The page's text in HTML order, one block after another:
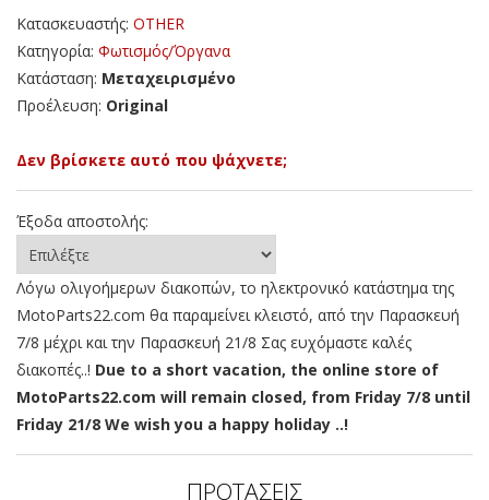
Κατασκευαστής: OTHER
Κατηγορία: Φωτισμός/Όργανα
Κατάσταση: Μεταχειρισμένο
Προέλευση: Original
Δεν βρίσκετε αυτό που ψάχνετε;
Έξοδα αποστολής:
Λόγω ολιγοήμερων διακοπών, το ηλεκτρονικό κατάστημα της
MotoParts22.com θα παραμείνει κλειστό, από την Παρασκευή
7/8 μέχρι και την Παρασκευή 21/8 Σας ευχόμαστε καλές
διακοπές..! Due to a short vacation, the online store of
MotoParts22.com will remain closed, from Friday 7/8 until
Friday 21/8 We wish you a happy holiday ..!
ΠΡΟΤΑΣΕΙΣ